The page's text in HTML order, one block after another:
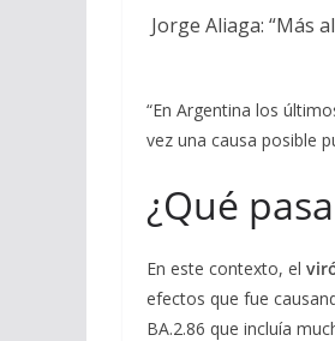
Jorge Aliaga: “Más
“En Argentina los
vez una causa posible
¿Qué
En este contexto, el
efectos que fue
BA.2.86 que incluía